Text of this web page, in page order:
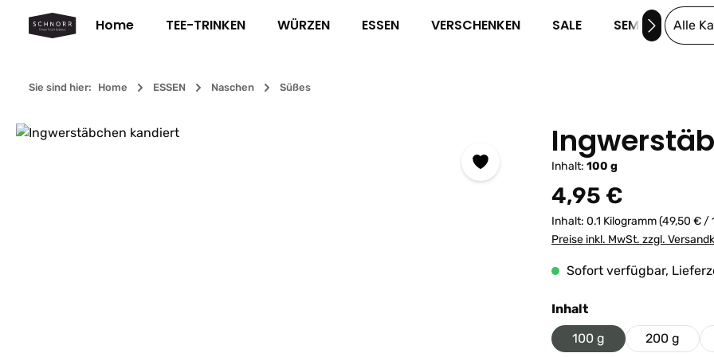
Hauptinhalt springen
Zur Suche springen
Zur Hauptnavigation springen
Home TEE-TRINKEN WÜRZEN ESSEN VERSCHENKEN SALE SEMINAREAlle
Sie sind hier: Home ESSEN Naschen Süßes
Bildergalerie überspringen
Inhalt: 100 g
Regulärer Preis:
4,95 €
Inhalt: 0.1 Kilogramm(49,50 € /
Preise inkl. MwSt. zzgl.
Sofort verfügbar,
Inhaltauswählen
100 g
200 g